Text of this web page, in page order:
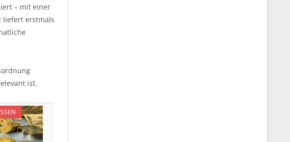
– mit einer
liefert erstmals
ist.